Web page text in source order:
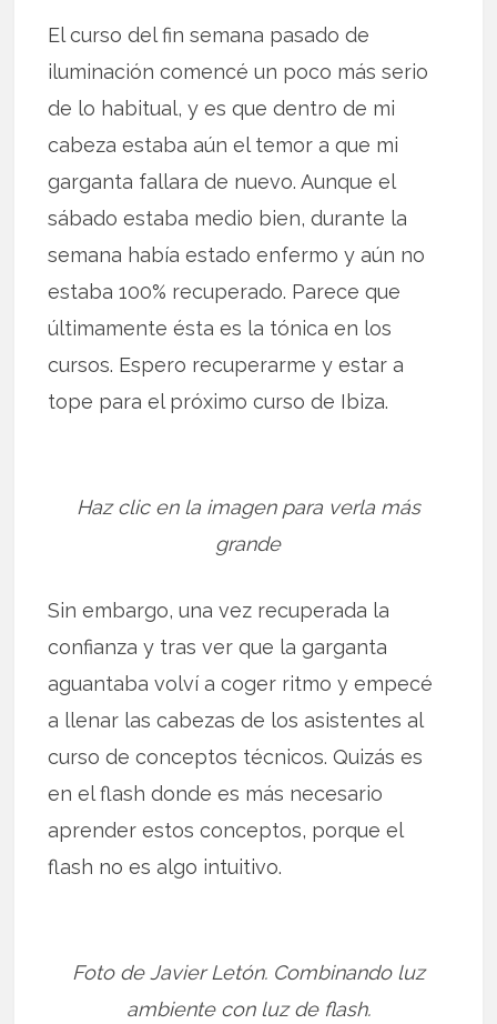
El curso del fin semana pasado de
iluminación comencé un poco más serio
de lo habitual, y es que dentro de mi
cabeza estaba aún el temor a que mi
garganta fallara de nuevo. Aunque el
sábado estaba medio bien, durante la
semana había estado enfermo y aún no
estaba 100% recuperado. Parece que
últimamente ésta es la tónica en los
cursos. Espero recuperarme y estar a
tope para el próximo curso de Ibiza.
Haz clic en la imagen para verla más
grande
Sin embargo, una vez recuperada la
confianza y tras ver que la garganta
aguantaba volví a coger ritmo y empecé
a llenar las cabezas de los asistentes al
curso de conceptos técnicos. Quizás es
en el flash donde es más necesario
aprender estos conceptos, porque el
flash no es algo intuitivo.
Foto de Javier Letón. Combinando luz
ambiente con luz de flash.